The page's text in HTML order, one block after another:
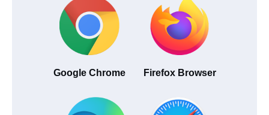
Google Chrome Firefox Browser